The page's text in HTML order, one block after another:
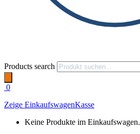
Products search
0
Zeige EinkaufswagenKasse
Keine Produkte im Einkaufswagen.